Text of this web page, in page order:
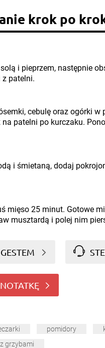
krok po
i pieprzem, następnie
z patelni.
cebulę oraz ogórki w
patelni po kurczaku.
i śmietaną, dodaj
mięso 25 minut. Gotowe
musztardą i polej nim
pomidory
z grzybami